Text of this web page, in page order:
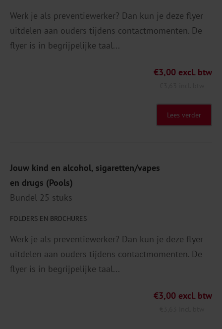
Werk je als preventiewerker? Dan kun je deze flyer
uitdelen aan ouders tijdens contactmomenten. De
flyer is in begrijpelijke taal...
€3,00 excl. btw
Lees verder
Jouw kind en alcohol, sigaretten/vapes
en drugs (Pools)
Bundel 25 stuks
FOLDERS EN BROCHURES
Werk je als preventiewerker? Dan kun je deze flyer
uitdelen aan ouders tijdens contactmomenten. De
flyer is in begrijpelijke taal...
€3,00 excl. btw